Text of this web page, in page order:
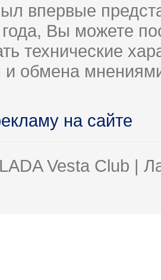
впервые
года, Вы можете
технические
обмена
на сайте
Vesta Club |